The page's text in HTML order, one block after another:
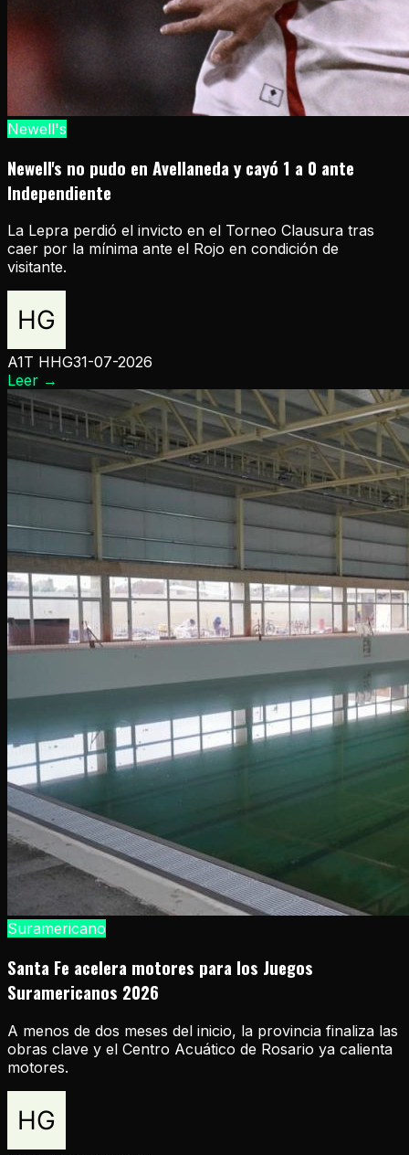
Newell's
Newell's no pudo en Avellaneda y cayó 1 a 0 ante
Independiente
La Lepra perdió el invicto en el Torneo Clausura tras
caer por la mínima ante el Rojo en condición de
visitante.
A1T HHG31-07-2026
Leer →
Suramericano
Santa Fe acelera motores para los Juegos
Suramericanos 2026
A menos de dos meses del inicio, la provincia finaliza las
obras clave y el Centro Acuático de Rosario ya calienta
motores.